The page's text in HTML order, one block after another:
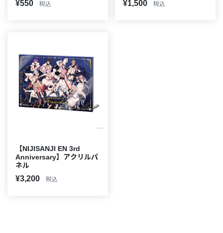
¥550 税込 ¥1,500 税込
【NIJISANJI EN 3rd
Anniversary】アクリルパ
ネル
¥3,200 税込